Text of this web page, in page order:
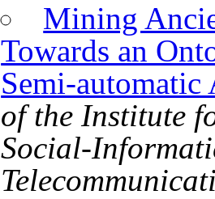
Mining
Towards an
Semi-automatic
of the Institute
Social-